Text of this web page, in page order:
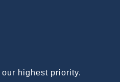
highest priority.